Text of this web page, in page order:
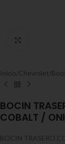
Inicio Chevrolet
BOCIN
COBALT /
BOCIN TRASERO